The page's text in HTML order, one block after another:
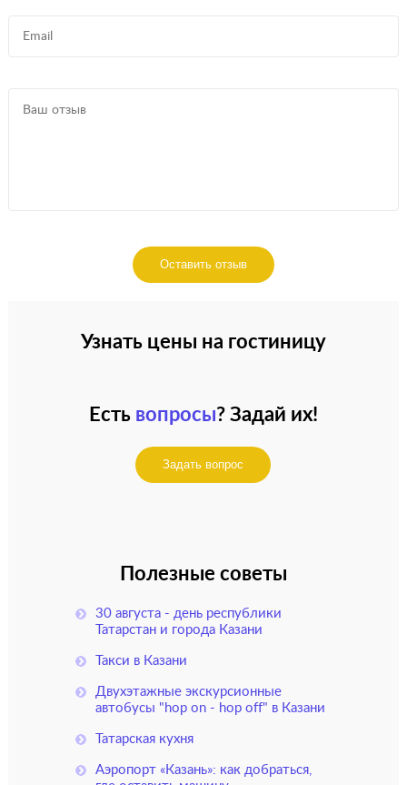
Оставить отзыв
Узнать цены на гостиницу
Есть вопросы? Задай их!
Задать вопрос
Полезные советы
30 августа - день республики
Татарстан и города Казани
Такси в Казани
Двухэтажные экскурсионные
автобусы "hop on - hop off" в Казани
Татарская кухня
Аэропорт «Казань»: как добраться,